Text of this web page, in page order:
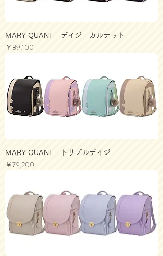
MARY QUANT デイジーカルテット
価格
￥89,100
MARY QUANT トリプルデイジー
価格
￥79,200